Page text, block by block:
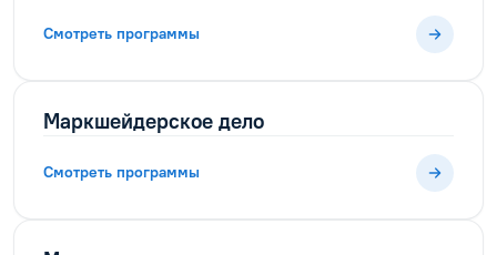
Смотреть программы
Маркшейдерское дело
Смотреть программы